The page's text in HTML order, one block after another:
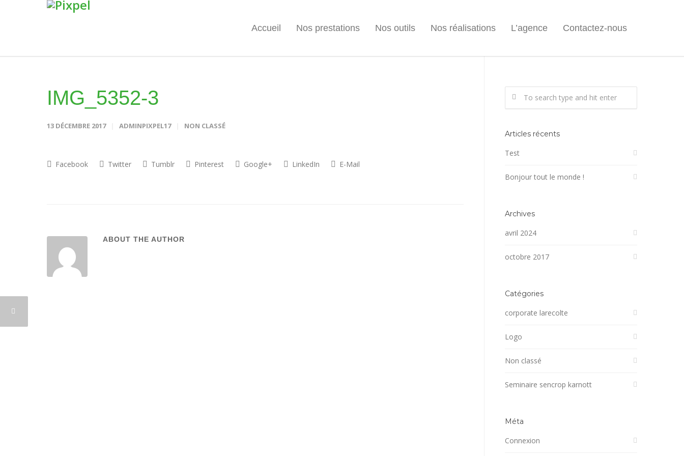
Accueil Nos prestations Nos outils Nos réalisations L’agence Contactez-nous
IMG_5352-3
13 DÉCEMBRE 2017 ADMINPIXPEL17 NON CLASSÉ
Facebook Twitter Tumblr Pinterest Google+ LinkedIn E-Mail
ABOUT THE AUTHOR
Articles récents
Test
Bonjour tout le monde !
Archives
avril 2024
octobre 2017
Catégories
corporate larecolte
Logo
Non classé
Seminaire sencrop karnott
Méta
Connexion